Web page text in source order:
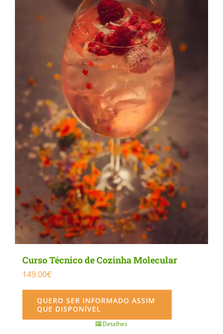
Curso Técnico de Cozinha Molecular
149.00€
QUERO SER INFORMADO ASSIM
QUE DISPONÍVEL
Detalhes